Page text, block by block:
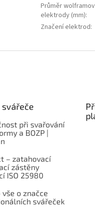
Průměr
elektrody (mm):
Značení elektrod:
svářeče
při svařování
a BOZP |
– zatahovací
zástěny
ISO 25980
vše o značce
svářeček